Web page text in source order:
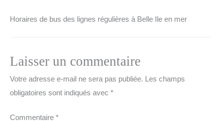
Horaires de bus des lignes régulières à Belle Ile en mer
Laisser un commentaire
Votre adresse e-mail ne sera pas publiée.
Les champs
obligatoires sont indiqués avec *
Commentaire *